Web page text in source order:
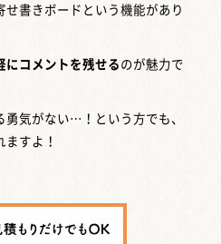
書きボードという機能があり
にコメントを残せる のが魅力で
勇気がない…！という方でも、
すよ！